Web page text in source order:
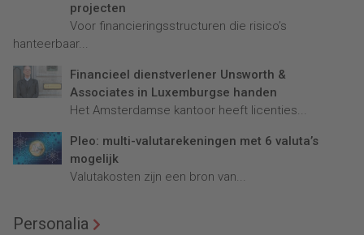
projecten
Voor financieringsstructuren die risico’s
hanteerbaar...
Financieel dienstverlener Unsworth &
Associates in Luxemburgse handen
Het Amsterdamse kantoor heeft licenties...
Pleo: multi-valutarekeningen met 6 valuta’s
mogelijk
Valutakosten zijn een bron van...
Personalia